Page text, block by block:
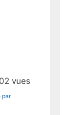
vues
par